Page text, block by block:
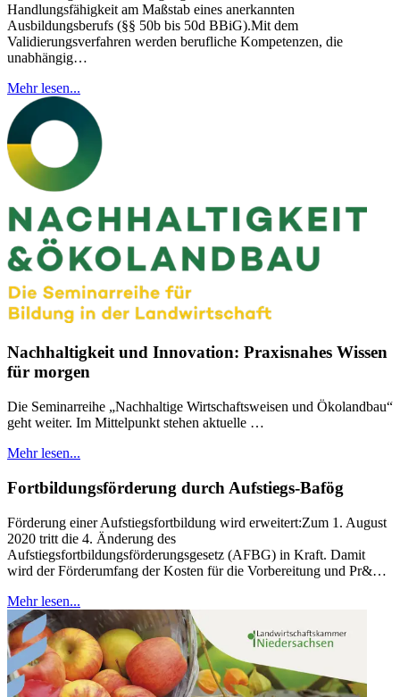
Handlungsfähigkeit am Maßstab eines anerkannten
Ausbildungsberufs (§§ 50b bis 50d BBiG).Mit dem
Validierungsverfahren werden berufliche Kompetenzen, die
unabhängig…
Mehr lesen...
Nachhaltigkeit und Innovation: Praxisnahes Wissen
für morgen
Die Seminarreihe „Nachhaltige Wirtschaftsweisen und Ökolandbau“
geht weiter. Im Mittelpunkt stehen aktuelle …
Mehr lesen...
Fortbildungsförderung durch Aufstiegs-Bafög
Förderung einer Aufstiegsfortbildung wird erweitert: ​Zum 1. August
2020 tritt die 4. Änderung des
Aufstiegsfortbildungsförderungsgesetz (AFBG) in Kraft. Damit
wird der Förderumfang der Kosten für die Vorbereitung und Pr&…
Mehr lesen...